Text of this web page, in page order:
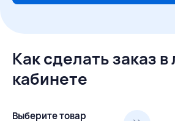
Как сделать заказ
кабинете
Выберите товар